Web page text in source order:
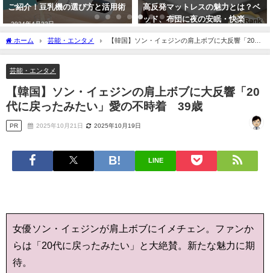
高反発マットレスの魅力とは？ベ
ッド、布団に夜の安眠・快楽
マスク パック MJCARE エッセン
スマスク 100枚 個包装 人気 ラン
キング 韓国
ホーム 芸能・エンタメ
【韓国】ソン・イェジンの肩上ボブに大反響「20代
に戻ったみたい」愛の不時着 39歳
芸能・エンタメ
【韓国】ソン・イェジンの肩上ボブに大反響「20
代に戻ったみたい」愛の不時着 39歳
PR 2025年10月21日 2025年10月19日
LINE
女優ソン・イェジンが肩上ボブにイメチェン。ファンか
らは「20代に戻ったみたい」と大絶賛。新たな魅力に期
待。